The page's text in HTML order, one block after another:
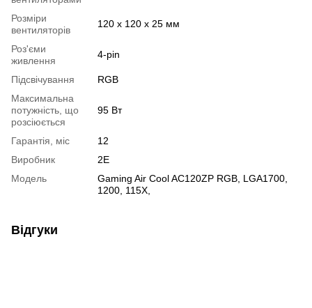
Розміри
вентиляторів
120 х 120 х 25 мм
Роз'єми
живлення
4-pin
Підсвічування
RGB
Максимальна
потужність, що
розсіюється
95 Вт
Гарантія, міс
12
Виробник
2E
Модель
Gaming Air Cool AC120ZP RGB, LGA1700,
1200, 115X,
Відгуки